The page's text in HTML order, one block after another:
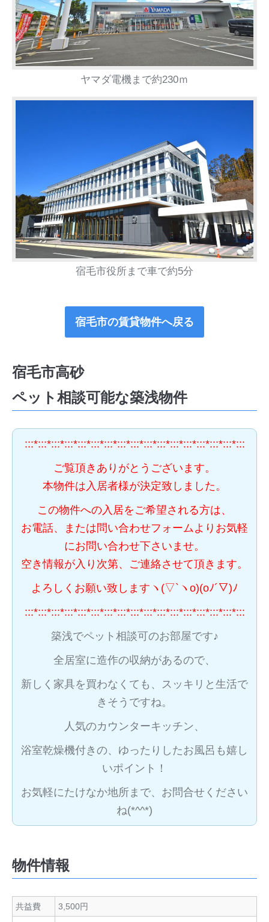
ヤマダ電機まで約230ｍ
宿毛市役所まで車で約5分
宿毛市の賃貸物件へ戻る
宿毛市高砂
ペット相談可能な築浅物件
:::*:::*:::*:::*:::*:::*:::*:::*:::*:::*:::*:::*:::*:::*:::*:::*:::
ご覧頂きありがとうございます。
本物件は入居者様が決定致しました。
この物件への入居をご希望される方は、
お電話、または問い合わせフォームよりお気軽
にお問い合わせ下さいませ。
空き情報が入り次第、ご連絡させて頂きます。
よろしくお願い致しますヽ(▽`ヽo)(oﾉ´▽)ﾉ
:::*:::*:::*:::*:::*:::*:::*:::*:::*:::*:::*:::*:::*:::*:::*:::*:::
築浅でペット相談可のお部屋です♪
全居室に造作の収納があるので、
新しく家具を買わなくても、スッキリと生活で
きそうですね。
人気のカウンターキッチン、
浴室乾燥機付きの、ゆったりしたお風呂も嬉し
いポイント！
お気軽にたけなか地所まで、お問合せください
ね(*^^*)
物件情報
共益費 3,500円